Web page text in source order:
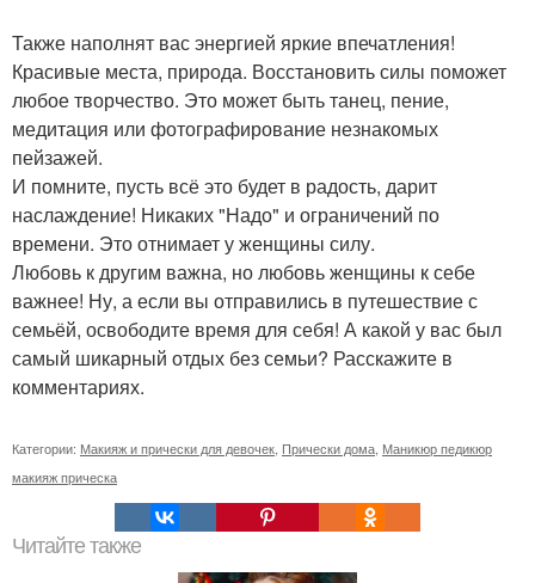
Также наполнят вас энергией яркие впечатления!
Красивые места, природа. Восстановить силы поможет
любое творчество. Это может быть танец, пение,
медитация или фотографирование незнакомых
пейзажей.
И помните, пусть всё это будет в радость, дарит
наслаждение! Никаких "Надо" и ограничений по
времени. Это отнимает у женщины силу.
Любовь к другим важна, но любовь женщины к себе
важнее! Ну, а если вы отправились в путешествие с
семьёй, освободите время для себя! А какой у вас был
самый шикарный отдых без семьи? Расскажите в
комментариях.
Категории: Макияж и прически для девочек Прически дома Маникюр педикюр
макияж прическа
Читайте также